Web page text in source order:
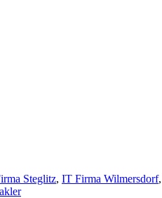
Steglitz, IT Firma Wilmersdorf,